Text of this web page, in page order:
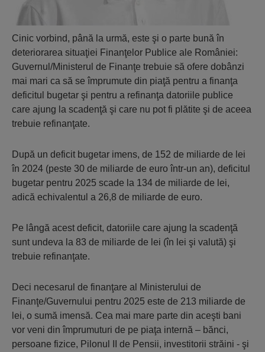
Cinic vorbind, până la urmă, este şi o parte bună în
deteriorarea situaţiei Finanţelor Publice ale României:
Guvernul/Ministerul de Finanţe trebuie să ofere dobânzi
mai mari ca să se împrumute din piaţă pentru a finanţa
deficitul bugetar şi pentru a refinanţa datoriile publice
care ajung la scadenţă şi care nu pot fi plătite şi de aceea
trebuie refinanţate.
După un deficit bugetar imens, de 152 de miliarde de lei
în 2024 (peste 30 de miliarde de euro într-un an), deficitul
bugetar pentru 2025 scade la 134 de miliarde de lei,
adică echivalentul a 26,8 de miliarde de euro.
Pe lângă acest deficit, datoriile care ajung la scadenţă
sunt undeva la 83 de miliarde de lei (în lei şi valută) şi
trebuie refinanţate.
Deci necesarul de finanţare al Ministerului de
Finanţe/Guvernului pentru 2025 este de 213 miliarde de
lei, o sumă imensă. Cea mai mare parte din aceşti bani
vor veni din împrumuturi de pe piaţa internă – bănci,
persoane fizice, Pilonul II de Pensii, investitorii străini - şi